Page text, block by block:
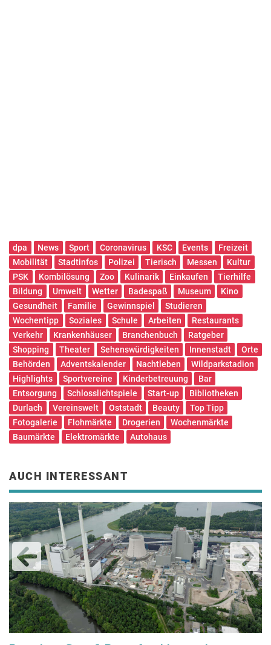
dpa News Sport Coronavirus KSC Events
Freizeit
Mobilität
Stadtinfos Polizei Tierisch Messen
Kultur
PSK
Kombilösung Zoo Kulinarik Einkaufen
Tierhilfe
Bildung
Umwelt Wetter Badespaß Museum
Kino
Gesundheit
Familie Gewinnspiel
Studieren
Wochentipp
Soziales Schule Arbeiten
Restaurants
Verkehr
Krankenhäuser Branchenbuch
Ratgeber
Shopping
Theater Sehenswürdigkeiten Innenstadt
Orte
Behörden
Adventskalender Nachtleben
Wildparkstadion
Highlights
Sportvereine Kinderbetreuung
Bar
Entsorgung
Schlosslichtspiele Start-up
Bibliotheken
Durlach
Vereinswelt Oststadt Beauty
Top Tipp
Fotogalerie
Flohmärkte Drogerien
Wochenmärkte
Baumärkte
Elektromärkte Autohaus
AUCH INTERESSANT